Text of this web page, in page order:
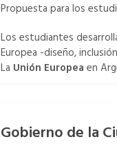
Propuesta para los
Los estudiantes
Europea -diseño,
La Unión Europea en
Gobierno de la